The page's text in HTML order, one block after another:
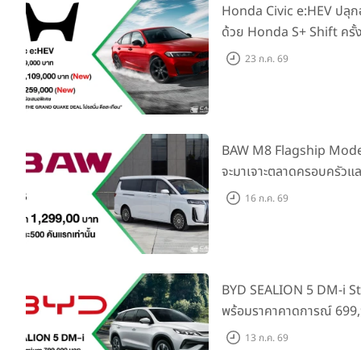
Honda Civic e:HEV ปลุ
ด้วย Honda S+ Shift ครั้
เพิ่ม Blind Spot
23 ก.ค. 69
BAW M8 Flagship
จะมาเจาะตลาดครอบครัว
ราคาที่ 1.299 ลบ. (สิทธิพิ
16 ก.ค. 69
BYD SEALION 5 DM-i
พร้อมราคาคาดการณ์
ล่าสุดที่มีระยะขับขี่รวม
13 ก.ค. 69